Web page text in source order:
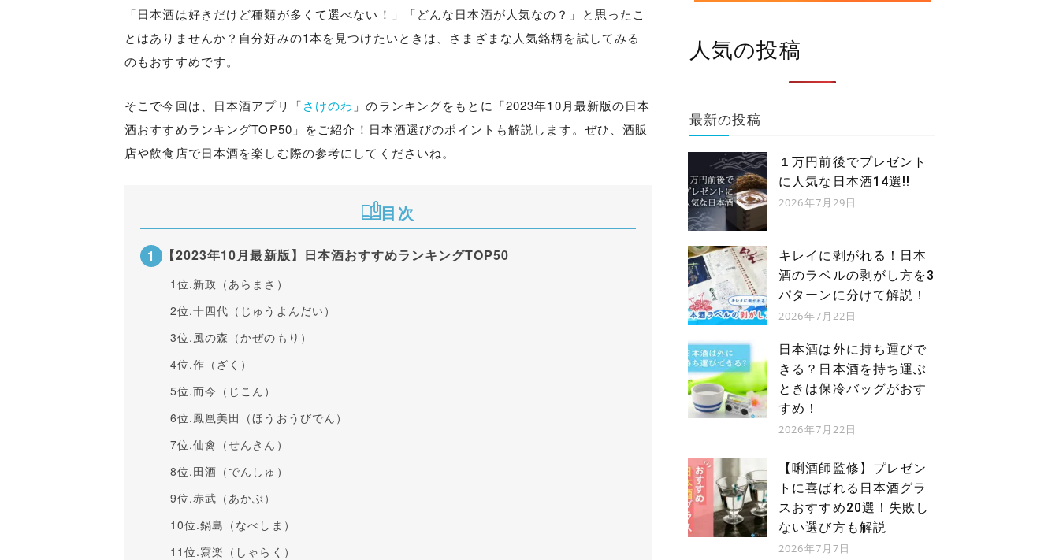
「日本酒は好きだけど種類が多くて選べない！」「どんな日本酒が人気なの？」と思ったこ
とはありませんか？自分好みの1本を見つけたいときは、さまざまな人気銘柄を試してみる
のもおすすめです。
そこで今回は、日本酒アプリ「さけのわ 」のランキングをもとに「2023年10月最新版の日本
酒おすすめランキングTOP50」をご紹介！日本酒選びのポイントも解説します。ぜひ、酒販
店や飲食店で日本酒を楽しむ際の参考にしてくださいね。
目次
【2023年10月最新版】日本酒おすすめランキングTOP50
1位.新政（あらまさ）
2位.十四代（じゅうよんだい）
3位.風の森（かぜのもり）
4位.作（ざく）
5位.而今（じこん）
6位.鳳凰美田（ほうおうびでん）
7位.仙禽（せんきん）
8位.田酒（でんしゅ）
9位.赤武（あかぶ）
10位.鍋島（なべしま）
11位.寫楽（しゃらく）
人気の投稿
最新の投稿
１万円前後でプレゼント
に人気な日本酒14選!!
2026年7月29日
キレイに剥がれる！日本
酒のラベルの剥がし方を3
パターンに分けて解説！
2026年7月22日
日本酒は外に持ち運びで
きる？日本酒を持ち運ぶ
ときは保冷バッグがおす
すめ！
2026年7月22日
【唎酒師監修】プレゼン
トに喜ばれる日本酒グラ
スおすすめ20選！失敗し
ない選び方も解説
2026年7月7日